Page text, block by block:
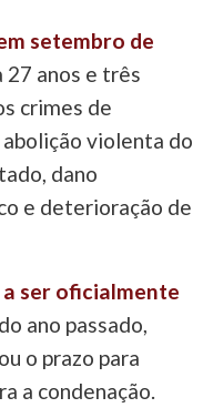
setembro de
27 anos e três
crimes de
violenta do
dano
e deterioração de
ser oficialmente
ano passado,
o prazo para
a condenação.